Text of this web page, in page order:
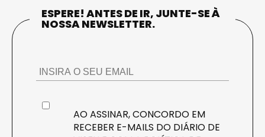
ESPERE! ANTES DE IR, JUNTE-SE À
NOSSA NEWSLETTER.
AO ASSINAR, CONCORDO EM
RECEBER E-MAILS DO DIÁRIO DE